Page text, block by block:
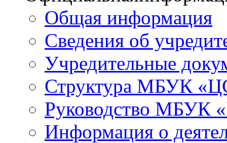
Общая информация
Сведения об
Учредительные
Структура МБУК
Руководство МБУК
Информация о